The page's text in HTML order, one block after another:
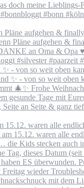
Pläne aufgehen &
- von so weit oben
15.12. waren alle